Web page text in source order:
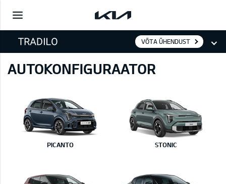
VÕTA ÜHENDUST
AUTOKONFIGURAATOR
PICANTO STONIC